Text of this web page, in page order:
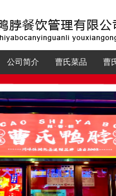
公司简介 曹氏菜品 曹